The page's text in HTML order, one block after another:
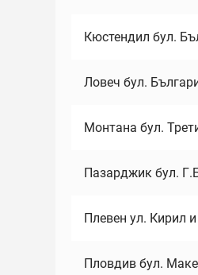
Кюстендил бул.
Ловеч бул.
Монтана бул.
Пазарджик бул.
Плевен ул. Кирил
Пловдив бул.